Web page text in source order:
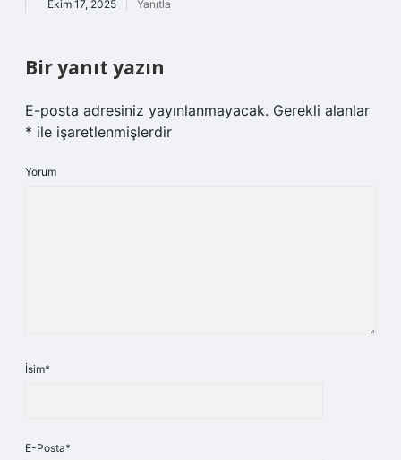
Ekim 17, 2025 Yanıtla
Bir yanıt yazın
E-posta adresiniz yayınlanmayacak. Gerekli alanlar
* ile işaretlenmişlerdir
Yorum
İsim*
E-Posta*